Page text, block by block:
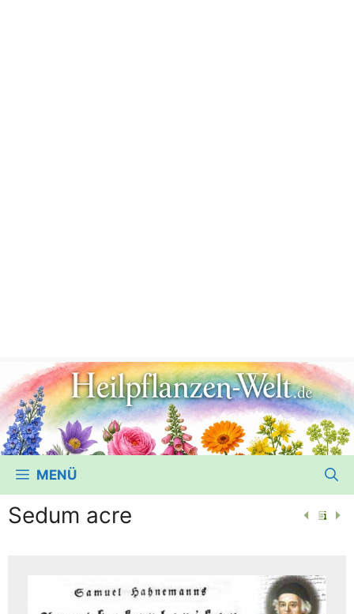
MENÜ
Sedum acre